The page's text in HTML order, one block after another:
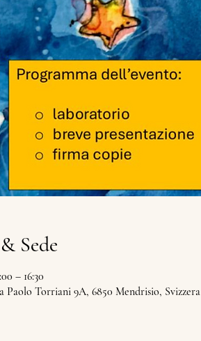
Sede
– 16:30
Paolo Torriani 9A, 6850 Mendrisio, Svizzera